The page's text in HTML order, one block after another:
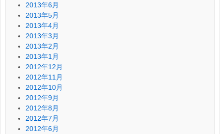
2013年6月
2013年5月
2013年4月
2013年3月
2013年2月
2013年1月
2012年12月
2012年11月
2012年10月
2012年9月
2012年8月
2012年7月
2012年6月